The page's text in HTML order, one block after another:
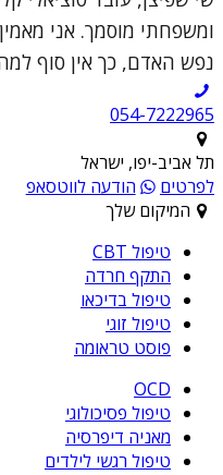
ומשפחתי מוסמך. אני
נפש האדם, כך אין סוף
054-7222965
תל אביב-יפו, ישראל
לפרטים
הודעה לווטסאפ
המיקום שלך
טיפול CBT
התקף חרדה
טיפול בדיכאו
טיפול זוגי
פוסט טראומה
OCD
טיפול פסיכולוגי
מאניה דיפרסיה
טיפול רגשי לילדים